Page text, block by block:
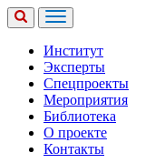
Институт
Эксперты
Спецпроекты
Мероприятия
Библиотека
О проекте
Контакты